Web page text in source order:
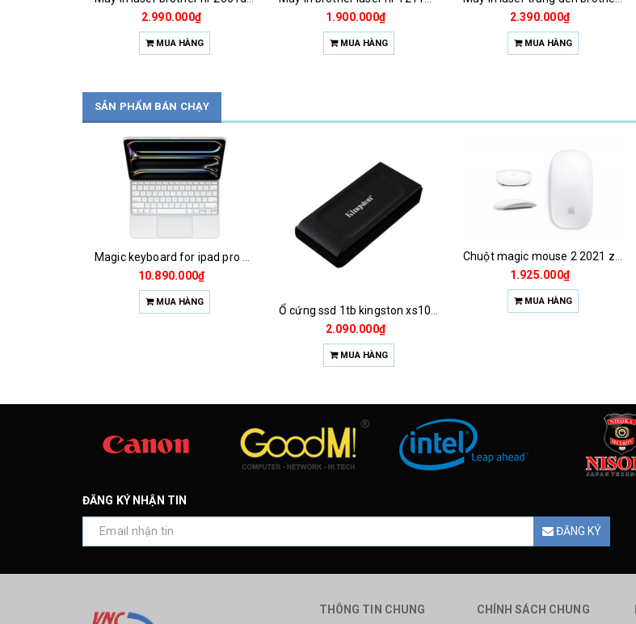
2.990.000₫
MUA HÀNG
1.900.000₫
MUA HÀNG
2.390.000₫
MUA HÀNG
SẢN PHẨM BÁN CHẠY
Magic keyboard for ipad pro m4 13 inch 2024
10.890.000₫
MUA HÀNG
Ổ cứng ssd 1tb kingston xs1000 (bảo hành 3 năm)
2.090.000₫
MUA HÀNG
Chuột magic mouse 2 2021 za/a
1.925.000₫
MUA HÀNG
ĐĂNG KÝ NHẬN TIN
ĐĂNG KÝ
THÔNG TIN CHUNG CHÍNH SÁCH CHUNG